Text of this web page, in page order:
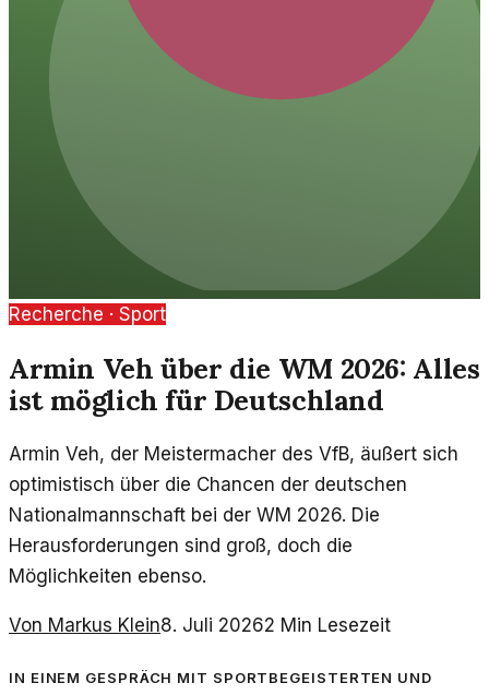
Recherche · Sport
Armin Veh über die WM 2026: Alles
ist möglich für Deutschland
Armin Veh, der Meistermacher des VfB, äußert sich
optimistisch über die Chancen der deutschen
Nationalmannschaft bei der WM 2026. Die
Herausforderungen sind groß, doch die
Möglichkeiten ebenso.
Von Markus Klein8. Juli 20262 Min Lesezeit
In einem Gespräch mit Sportbegeisterten und